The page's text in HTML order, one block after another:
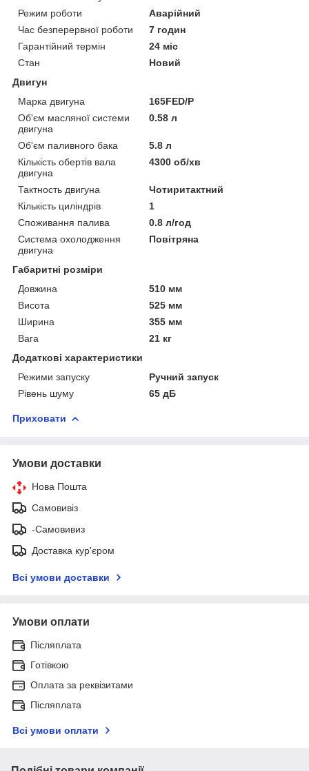
Режим роботи
Аварійний
Час безперервної роботи
7 годин
Гарантійний термін
24 міс
Стан
Новий
Двигун
Марка двигуна
165FED/P
Об'єм масляної системи
двигуна
0.58 л
Об'єм паливного бака
5.8 л
Кількість обертів вала
двигуна
4300 об/хв
Тактность двигуна
Чотиритактний
Кількість циліндрів
1
Споживання палива
0.8 л/год
Система охолодження
двигуна
Повітряна
Габаритні розміри
Довжина
510 мм
Висота
525 мм
Ширина
355 мм
Вага
21 кг
Додаткові характеристики
Режими запуску
Ручний запуск
Рівень шуму
65 дБ
Приховати
Умови доставки
Нова Пошта
Самовивіз
-Самовивиз
Доставка кур'єром
Всі умови доставки
Умови оплати
Післяплата
Готівкою
Оплата за реквізитами
Післяплата
Всі умови оплати